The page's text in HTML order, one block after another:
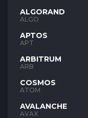
ALGORAND
ALGO
APTOS
APT
ARBITRUM
ARB
COSMOS
ATOM
AVALANCHE
AVAX